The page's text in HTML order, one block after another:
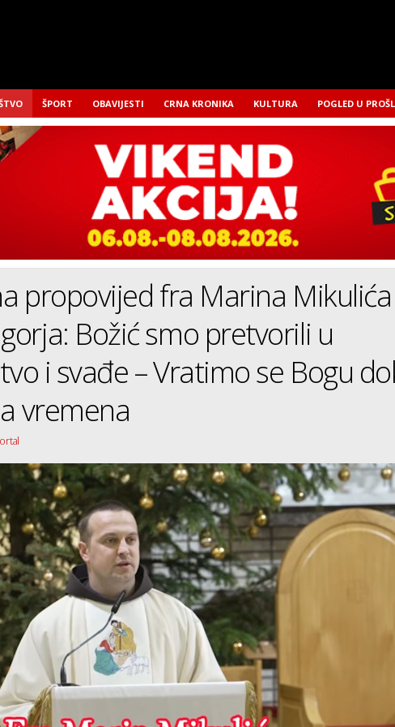
ŠPORT OBAVIJESTI CRNA KRONIKA KULTURA POGLED U
propovijed fra Marina
Božić smo pretvorili u
i svađe – Vratimo se Bogu
vremena